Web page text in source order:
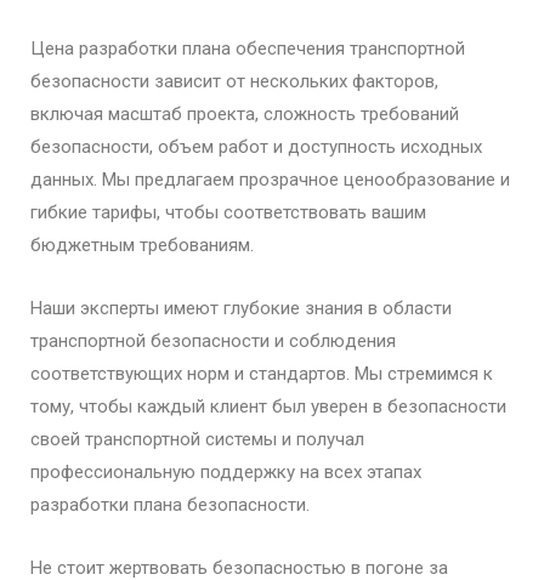
Цена разработки плана обеспечения транспортной
безопасности зависит от нескольких факторов,
включая масштаб проекта, сложность требований
безопасности, объем работ и доступность исходных
данных. Мы предлагаем прозрачное ценообразование и
гибкие тарифы, чтобы соответствовать вашим
бюджетным требованиям.
Наши эксперты имеют глубокие знания в области
транспортной безопасности и соблюдения
соответствующих норм и стандартов. Мы стремимся к
тому, чтобы каждый клиент был уверен в безопасности
своей транспортной системы и получал
профессиональную поддержку на всех этапах
разработки плана безопасности.
Не стоит жертвовать безопасностью в погоне за